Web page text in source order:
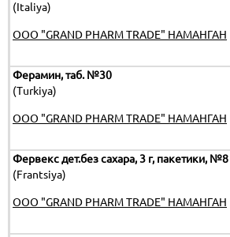
(Italiya)
OOO "GRAND PHARM TRADE" НАМАНГАН
Ферамин, таб. №30
(Turkiya)
OOO "GRAND PHARM TRADE" НАМАНГАН
Фервекс дет.без сахара, 3 г, пакетики, №8
(Frantsiya)
OOO "GRAND PHARM TRADE" НАМАНГАН